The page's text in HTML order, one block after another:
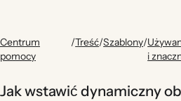
Centrum
pomocy
/Treść/Szablony/
i
Jak wstawić dynamiczny